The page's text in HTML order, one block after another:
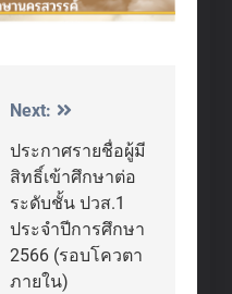
Next:
ประกาศรายชื่อผู้มี
สิทธิ์เข้าศึกษาต่อ
ระดับชั้น ปวส.1
ประจำปีการศึกษา
2566 (รอบโควตา
ภายใน)